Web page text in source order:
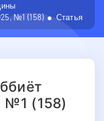
№1 (158)
Статья
№1 (158)